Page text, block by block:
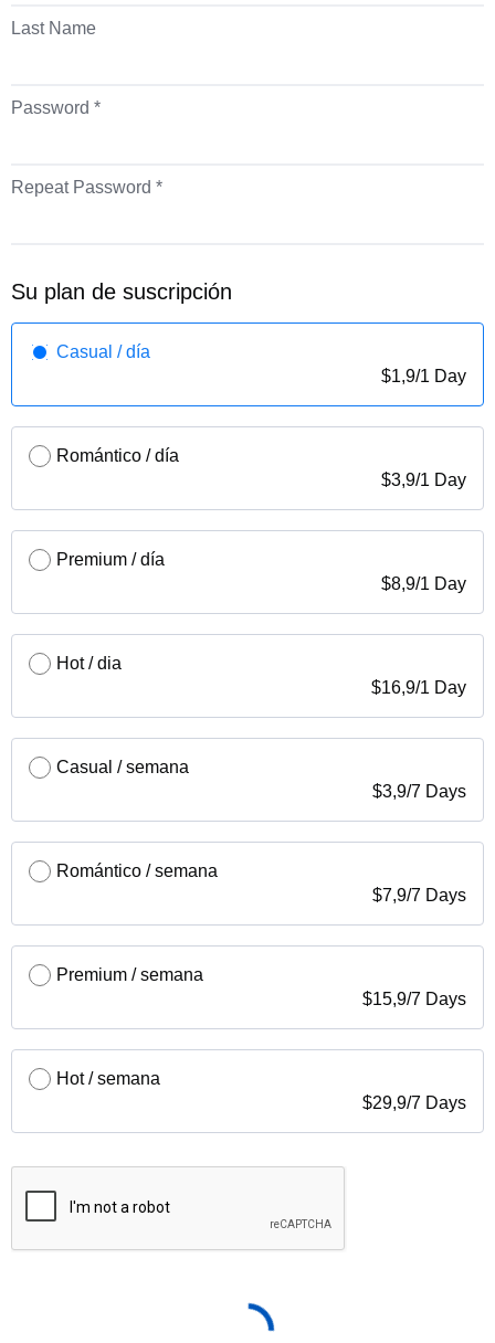
Last Name
Password *
Repeat Password *
Su plan de suscripción
Casual / día
$1,9/1 Day
Romántico / día
$3,9/1 Day
Premium / día
$8,9/1 Day
Hot / dia
$16,9/1 Day
Casual / semana
$3,9/7 Days
Romántico / semana
$7,9/7 Days
Premium / semana
$15,9/7 Days
Hot / semana
$29,9/7 Days